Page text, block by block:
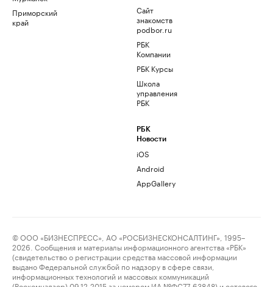
Приморский
край
Сайт
знакомств
podbor.ru
РБК
Компании
РБК Курсы
Школа
управления
РБК
РБК
Новости
iOS
Android
AppGallery
© ООО «БИЗНЕСПРЕСС», АО «РОСБИЗНЕСКОНСАЛТИНГ», 1995–
2026. Сообщения и материалы информационного агентства «РБК»
(свидетельство о регистрации средства массовой информации
выдано Федеральной службой по надзору в сфере связи,
информационных технологий и массовых коммуникаций